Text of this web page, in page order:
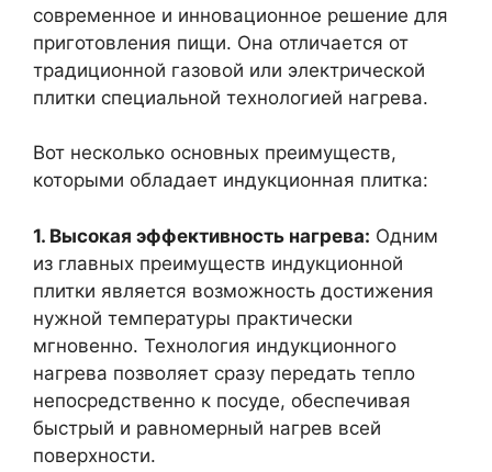
современное и инновационное решение для
приготовления пищи. Она отличается от
традиционной газовой или электрической
плитки специальной технологией нагрева.
Вот несколько основных преимуществ,
которыми обладает индукционная плитка:
1. Высокая эффективность нагрева: Одним
из главных преимуществ индукционной
плитки является возможность достижения
нужной температуры практически
мгновенно. Технология индукционного
нагрева позволяет сразу передать тепло
непосредственно к посуде, обеспечивая
быстрый и равномерный нагрев всей
поверхности.